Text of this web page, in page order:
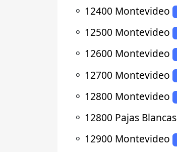
⚬ 12400 Montevideo
⚬ 12500 Montevideo
⚬ 12600 Montevideo
⚬ 12700 Montevideo
⚬ 12800 Montevideo
⚬ 12800 Pajas Blancas
⚬ 12900 Montevideo